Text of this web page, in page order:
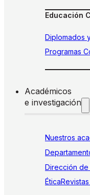
Educación
Diplomados
Programas
Académicos
e investigación
Nuestros
Dirección de
ÉticaRevistas